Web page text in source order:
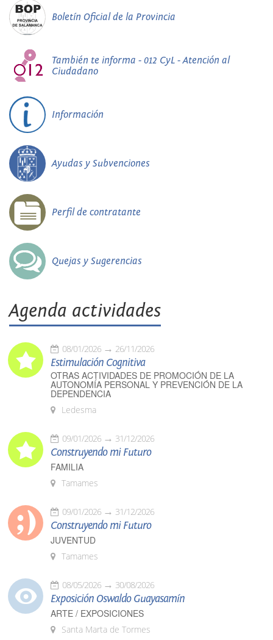
Boletín Oficial de la Provincia
También te informa - 012 CyL - Atención al
Ciudadano
Información
Ayudas y Subvenciones
Perfil de contratante
Quejas y Sugerencias
Agenda actividades
08/01/2026 26/11/2026
Estimulación Cognitiva
OTRAS ACTIVIDADES DE PROMOCIÓN DE LA
AUTONOMÍA PERSONAL Y PREVENCIÓN DE LA
DEPENDENCIA
Ledesma
09/01/2026 31/12/2026
Construyendo mi Futuro
FAMILIA
Tamames
09/01/2026 31/12/2026
Construyendo mi Futuro
JUVENTUD
Tamames
08/05/2026 30/08/2026
Exposición Oswaldo Guayasamín
ARTE / EXPOSICIONES
Santa Marta de Tormes